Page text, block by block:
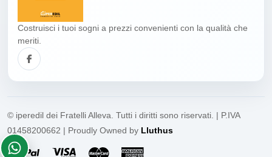
Costruisci i tuoi sogni a prezzi convenienti con la qualità che
meriti.
© iperedil dei Fratelli Alleva. Tutti i diritti sono riservati. | P.IVA
01458200662 | Proudly Owned by Lluthus